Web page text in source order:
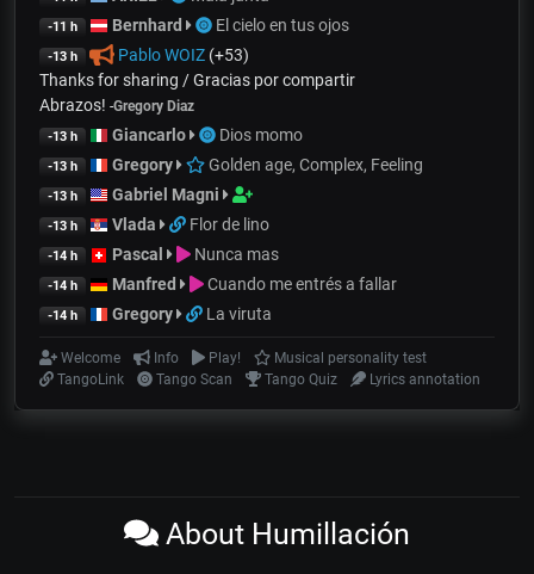
-11 h Bernhard El cielo en tus ojos
-13 h Pablo WOIZ(+53)
Thanks for sharing / Gracias por compartir
Abrazos! -Gregory Diaz
-13 h Giancarlo Dios momo
-13 h Gregory Golden age, Complex, Feeling
-13 h Gabriel Magni
-13 h Vlada Flor de lino
-14 h Pascal Nunca mas
-14 h Manfred Cuando me entrés a fallar
-14 h Gregory La viruta
Welcome Info Play!
Musical personality test
TangoLink
Tango Scan Tango Quiz Lyrics annotation
About Humillación